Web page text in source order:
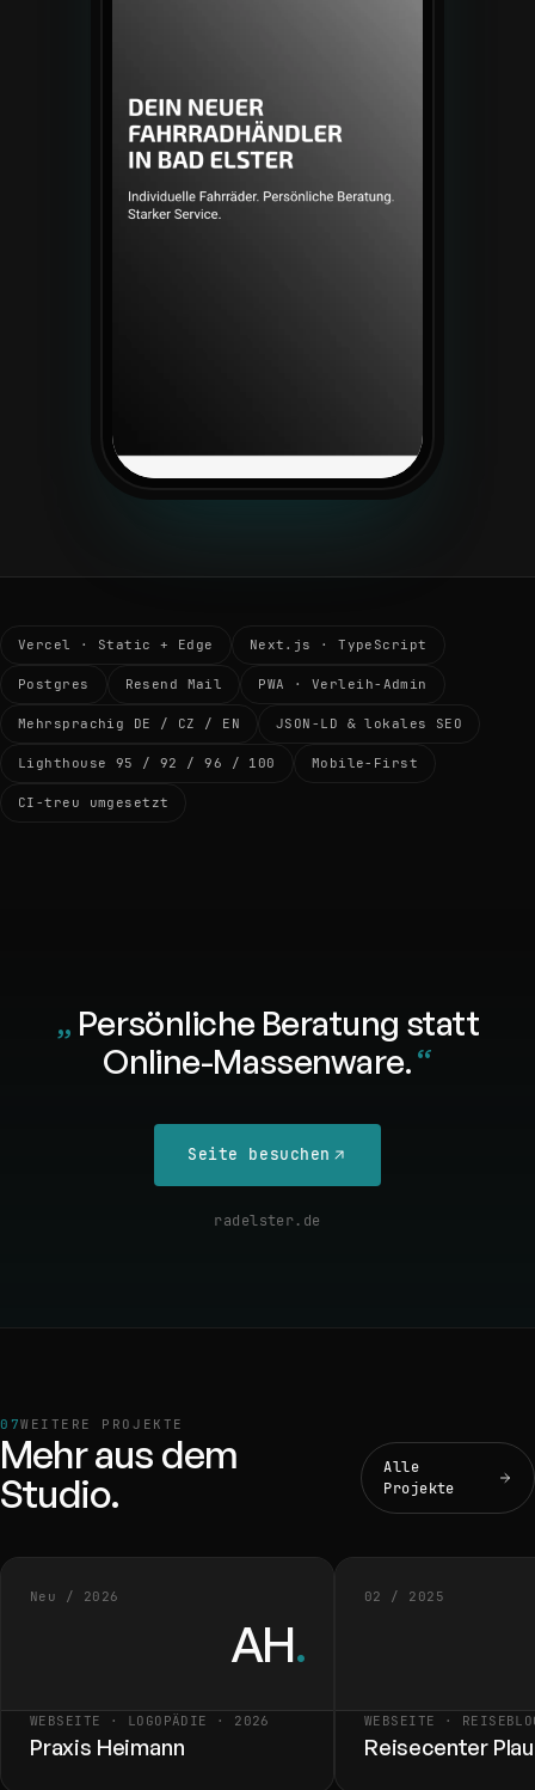
Vercel · Static + Edge Next.js · TypeScript
Postgres Resend Mail PWA · Verleih-Admin
Mehrsprachig DE / CZ / EN JSON-LD & lokales SEO
Lighthouse 95 / 92 / 96 / 100 Mobile-First
CI-treu umgesetzt
Persönliche Beratung statt
Online-Massenware.
Seite besuchen
radelster.de
WEITERE PROJEKTE
Mehr aus dem
Studio.
Alle
Projekte
Neu / 2026
AH.
WEBSEITE · LOGOPÄDIE · 2026
Praxis Heimann
02 / 2025
WEBSEITE ·
Reisecenter